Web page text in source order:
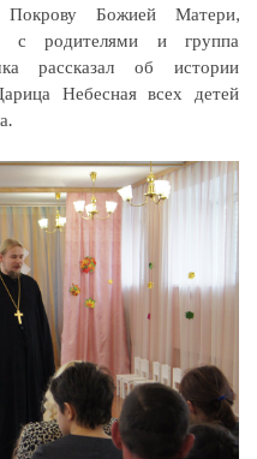
Покрову Божией Матери,
с родителями и группа
рассказал об истории
Небесная всех детей